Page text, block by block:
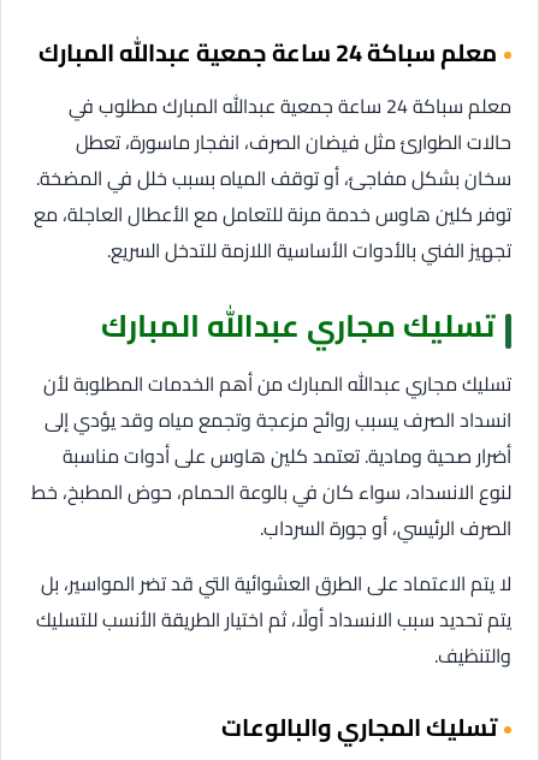
معلم سباكة 24 ساعة جمعية عبدالله المبارك
معلم سباكة 24 ساعة جمعية عبدالله المبارك مطلوب في
حالات الطوارئ مثل فيضان الصرف، انفجار ماسورة، تعطل
سخان بشكل مفاجئ، أو توقف المياه بسبب خلل في المضخة.
توفر كلين هاوس خدمة مرنة للتعامل مع الأعطال العاجلة، مع
تجهيز الفني بالأدوات الأساسية اللازمة للتدخل السريع.
تسليك مجاري عبدالله المبارك
تسليك مجاري عبدالله المبارك من أهم الخدمات المطلوبة لأن
انسداد الصرف يسبب روائح مزعجة وتجمع مياه وقد يؤدي إلى
أضرار صحية ومادية. تعتمد كلين هاوس على أدوات مناسبة
لنوع الانسداد، سواء كان في بالوعة الحمام، حوض المطبخ، خط
الصرف الرئيسي، أو جورة السرداب.
لا يتم الاعتماد على الطرق العشوائية التي قد تضر المواسير، بل
يتم تحديد سبب الانسداد أولًا، ثم اختيار الطريقة الأنسب للتسليك
والتنظيف.
تسليك المجاري والبالوعات